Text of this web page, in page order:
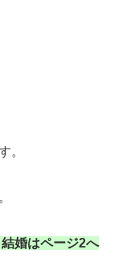
。
婚はページ2へ